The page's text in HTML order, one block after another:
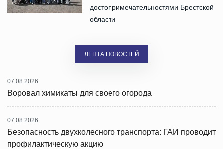
достопримечательностями Брестской
области
ЛЕНТА НОВОСТЕЙ
07.08.2026
Воровал химикаты для своего огорода
07.08.2026
Безопасность двухколесного транспорта: ГАИ проводит
профилактическую акцию